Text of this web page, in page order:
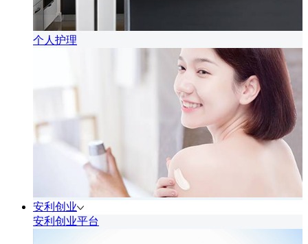
个人护理
安利创业
安利创业平台